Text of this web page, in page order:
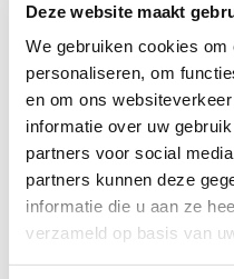
Deze website maakt
We gebruiken cookies
personaliseren, om
en om ons
informatie over uw
partners voor social
partners kunnen deze
informatie die u aan ze
verzameld op basis van
like to refer you to the
website. There, you
newspapers in Hapert.
We hope you can get
the best of luck! 🚴‍♂️💨